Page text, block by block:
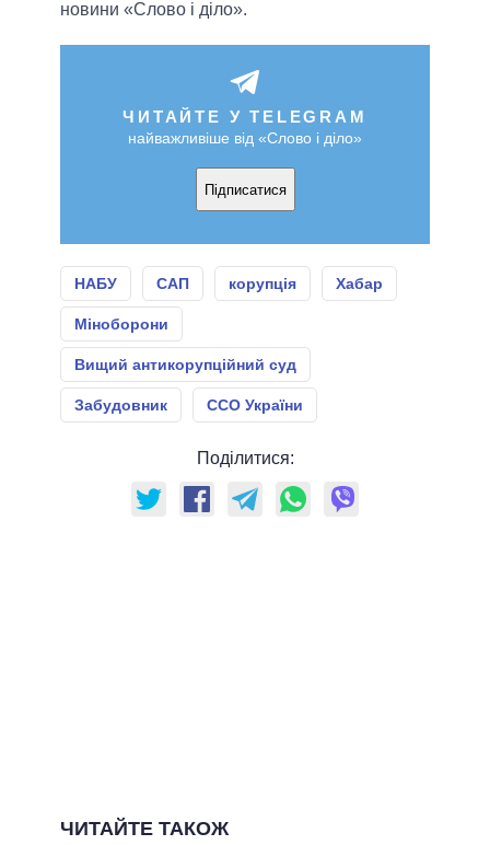
новини «Слово і діло».
ЧИТАЙТЕ У TELEGRAM
найважливіше від «Слово і діло»
Підписатися
НАБУ САП корупція Хабар
Міноборони
Вищий антикорупційний суд
Забудовник ССО України
Поділитися:
ЧИТАЙТЕ ТАКОЖ